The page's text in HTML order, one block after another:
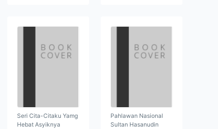
Seri Cita-Citaku Yamg
Hebat Asyiknya
Pahlawan Nasional
Sultan Hasanudin